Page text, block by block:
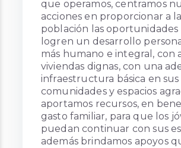
que operamos, centramos
acciones en proporcionar a la
población las oportunidades
logren un desarrollo
más humano e integral, con
viviendas dignas, con una
infraestructura básica en sus
comunidades y espacios
aportamos recursos, en
gasto familiar, para que los
puedan continuar con sus
además brindamos apoyos